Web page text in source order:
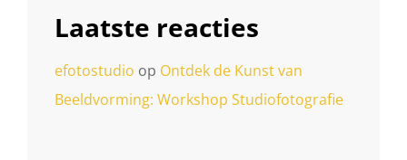
Laatste reacties
efotostudio op Ontdek de Kunst van
Beeldvorming: Workshop Studiofotografie